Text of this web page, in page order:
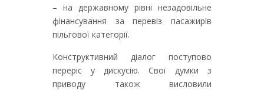
– на державному рівні незадовільне
фінансування за перевіз пасажирів
пільгової категорії.
Конструктивний діалог поступово
переріс у дискусію. Свої думки з
приводу також висловили